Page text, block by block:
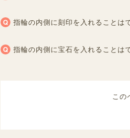
指輪の内側に刻印を入れることは
指輪の内側に宝石を入れることは
この